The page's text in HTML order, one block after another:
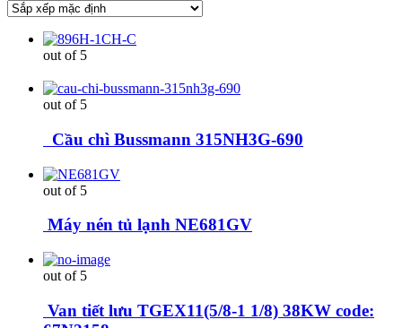
out of 5
out of 5
Cầu chì Bussmann 315NH3G-690
out of 5
Máy nén tủ lạnh NE681GV
out of 5
Van tiết lưu TGEX11(5/8-1 1/8) 38KW code: